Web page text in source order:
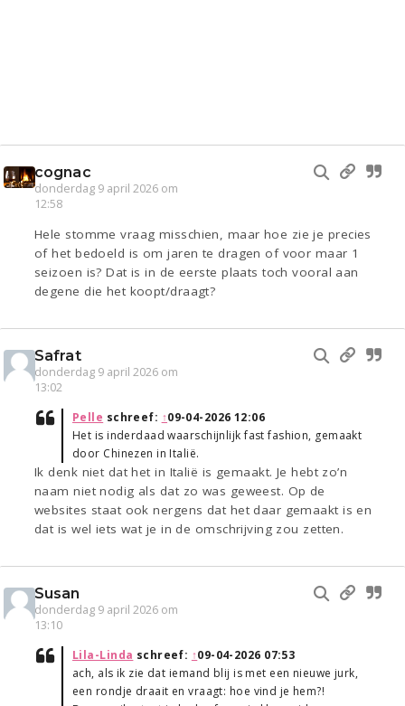
cognac
donderdag 9 april 2026 om
12:58
Hele stomme vraag misschien, maar hoe zie je precies
of het bedoeld is om jaren te dragen of voor maar 1
seizoen is? Dat is in de eerste plaats toch vooral aan
degene die het koopt/draagt?
Safrat
donderdag 9 april 2026 om
13:02
Pelle schreef: ↑09-04-2026 12:06
Het is inderdaad waarschijnlijk fast fashion, gemaakt
door Chinezen in Italië.
Ik denk niet dat het in Italië is gemaakt. Je hebt zo’n
naam niet nodig als dat zo was geweest. Op de
websites staat ook nergens dat het daar gemaakt is en
dat is wel iets wat je in de omschrijving zou zetten.
Susan
donderdag 9 april 2026 om
13:10
Lila-Linda schreef: ↑09-04-2026 07:53
ach, als ik zie dat iemand blij is met een nieuwe jurk,
een rondje draait en vraagt: hoe vind je hem?!